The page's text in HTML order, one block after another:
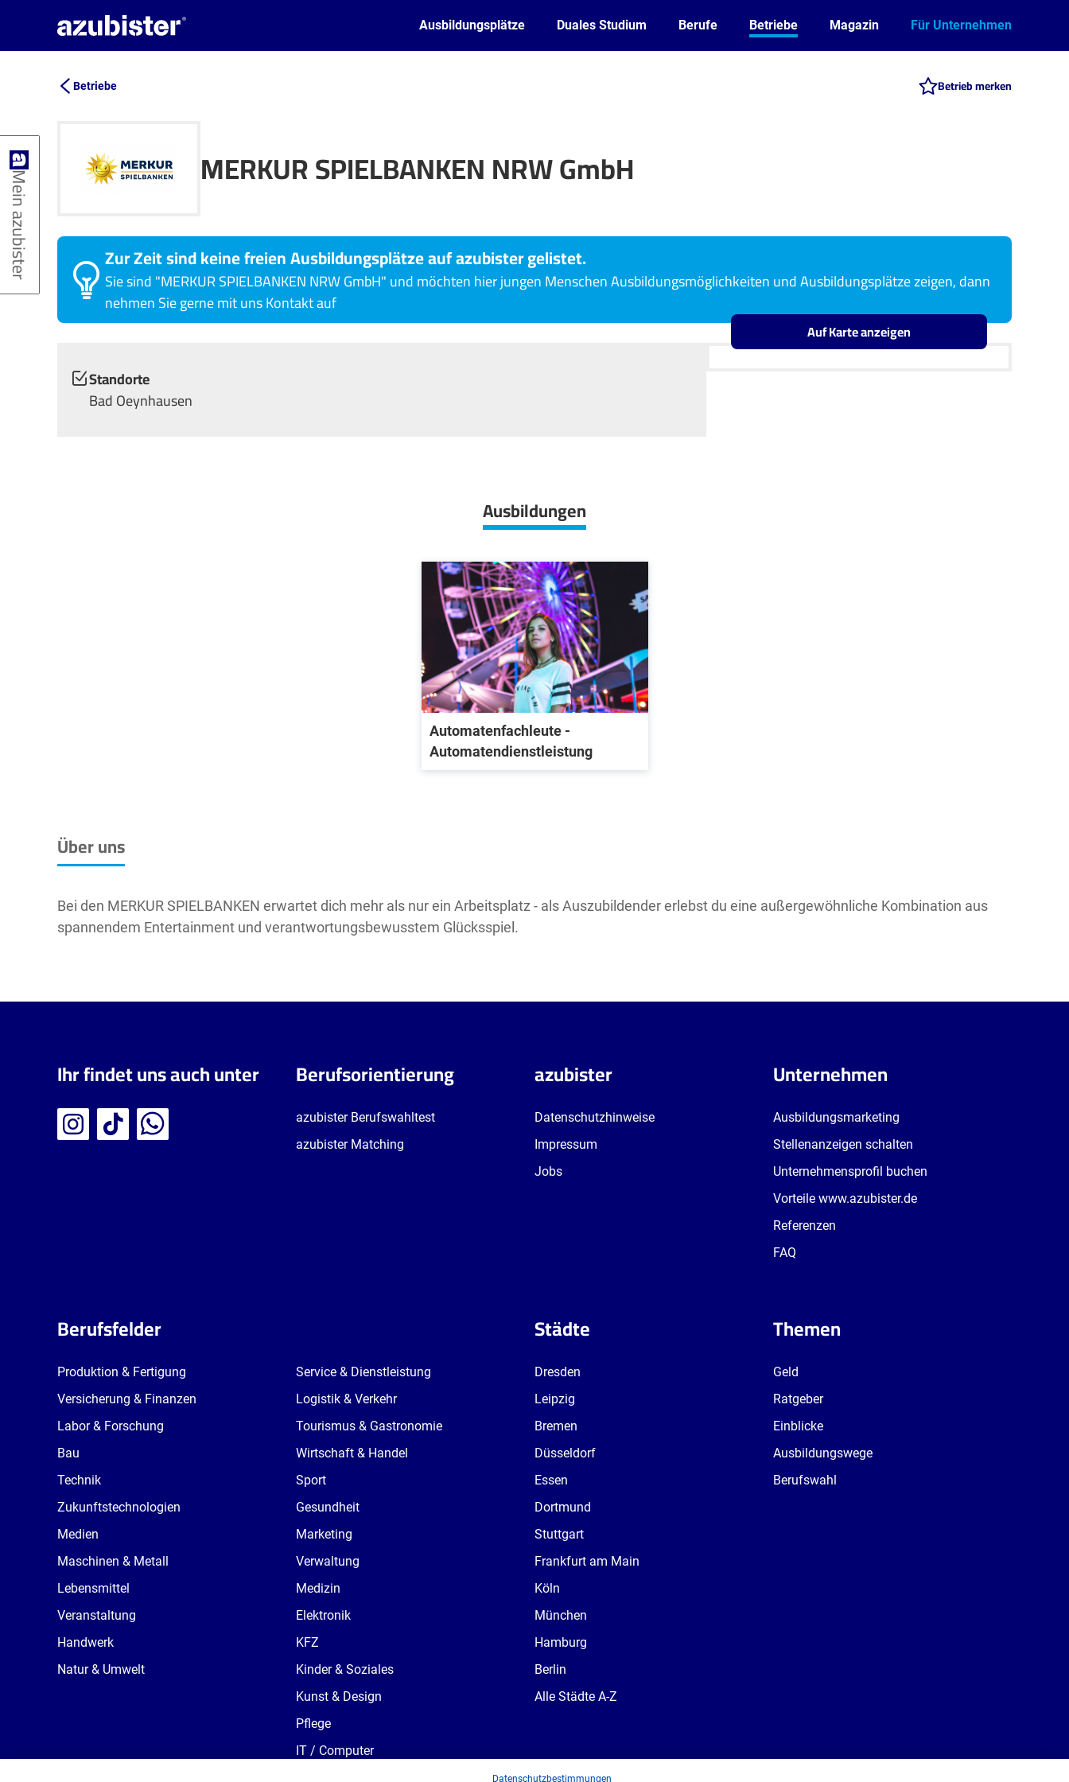
Ausbildungsplätze Duales Studium Berufe Betriebe Magazin Für Unternehmen
Betriebe Betrieb merken
MERKUR SPIELBANKEN NRW GmbH
Zur Zeit sind keine freien Ausbildungsplätze auf azubister gelistet.
Sie sind "MERKUR SPIELBANKEN NRW GmbH" und möchten hier jungen Menschen Ausbildungsmöglichkeiten und Ausbildungsplätze zeigen, dann
nehmen Sie gerne mit uns Kontakt auf
Standorte
Bad Oeynhausen
Leaflet OpenStreetMap2
Auf Karte anzeigen
Ausbildungen
Automatenfachleute -
Automatendienstleistung
Über uns
Bei den MERKUR SPIELBANKEN erwartet dich mehr als nur ein Arbeitsplatz - als Auszubildender erlebst du eine außergewöhnliche Kombination aus
spannendem Entertainment und verantwortungsbewusstem Glücksspiel.
Ihr findet uns auch unter Berufsorientierung
azubister Berufswahltest
azubister Matching
azubister
Datenschutzhinweise
Impressum
Jobs
Unternehmen
Ausbildungsmarketing
Stellenanzeigen schalten
Unternehmensprofil buchen
Vorteile www.azubister.de
Referenzen
FAQ
Berufsfelder
Produktion & Fertigung
Versicherung & Finanzen
Labor & Forschung
Bau
Technik
Zukunftstechnologien
Medien
Maschinen & Metall
Lebensmittel
Veranstaltung
Handwerk
Natur & Umwelt
Service & Dienstleistung
Logistik & Verkehr
Tourismus & Gastronomie
Wirtschaft & Handel
Sport
Gesundheit
Marketing
Verwaltung
Medizin
Elektronik
KFZ
Kinder & Soziales
Kunst & Design
Pflege
IT / Computer
Städte
Dresden
Leipzig
Bremen
Düsseldorf
Essen
Dortmund
Stuttgart
Frankfurt am Main
Köln
München
Hamburg
Berlin
Alle Städte A-Z
Themen
Geld
Ratgeber
Einblicke
Ausbildungswege
Berufswahl
Mein azubister
Datenschutzbestimmungen